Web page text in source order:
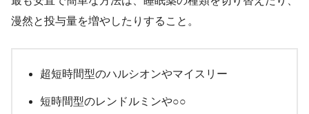
漫然と投与量を増やしたりすること。
超短時間型のハルシオンやマイスリー
短時間型のレンドルミンや○○